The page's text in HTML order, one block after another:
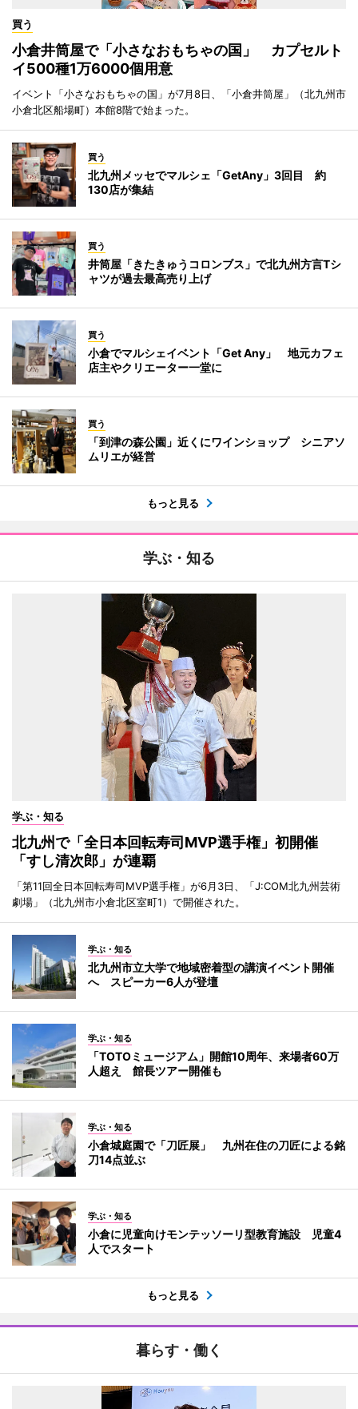
買う
小倉井筒屋で「小さなおもちゃの国」 カプセルト
イ500種1万6000個用意
イベント「小さなおもちゃの国」が7月8日、「小倉井筒屋」（北九州市
小倉北区船場町）本館8階で始まった。
買う
北九州メッセでマルシェ「GetAny」3回目 約
130店が集結
買う
井筒屋「きたきゅうコロンブス」で北九州方言Tシ
ャツが過去最高売り上げ
買う
小倉でマルシェイベント「Get Any」 地元カフェ
店主やクリエーター一堂に
買う
「到津の森公園」近くにワインショップ シニアソ
ムリエが経営
もっと見る
学ぶ・知る
学ぶ・知る
北九州で「全日本回転寿司MVP選手権」初開催
「すし清次郎」が連覇
「第11回全日本回転寿司MVP選手権」が6月3日、「J:COM北九州芸術
劇場」（北九州市小倉北区室町1）で開催された。
学ぶ・知る
北九州市立大学で地域密着型の講演イベント開催
へ スピーカー6人が登壇
学ぶ・知る
「TOTOミュージアム」開館10周年、来場者60万
人超え 館長ツアー開催も
学ぶ・知る
小倉城庭園で「刀匠展」 九州在住の刀匠による銘
刀14点並ぶ
学ぶ・知る
小倉に児童向けモンテッソーリ型教育施設 児童4
人でスタート
もっと見る
暮らす・働く